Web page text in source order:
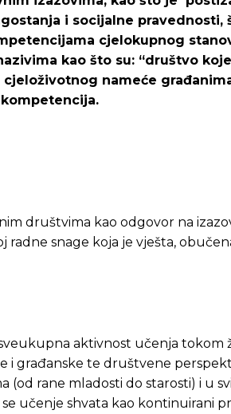
i socijalne pravednosti,
cjelokupnog
kao što su: “društvo
nameće
društvima kao odgovor na
snage koja je vješta,
aktivnost učenja tokom
građanske te društvene
rane mladosti do starosti) i u
učenje shvata kao kontinuirani